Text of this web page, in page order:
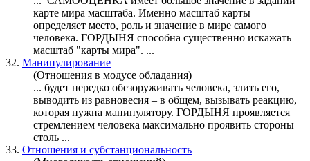
карте мира масштаба. Именно масштаб карты
определяет место, роль и значение в мире самого
человека. ГОРДЫНЯ способна существенно искажать
масштаб "карты мира". ...
32. Манипулирование
(Отношения в модусе обладания)
... будет нередко обезоруживать человека, злить его,
выводить из равновесия – в общем, вызывать реакцию,
которая нужна манипулятору. ГОРДЫНЯ проявляется
стремлением человека максимально проявить стороны
столь ...
33. Отношения и субстанциональность